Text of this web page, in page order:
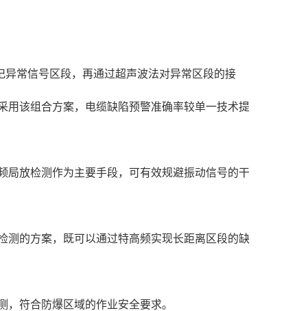
常信号区段，再通过超声波法对异常区段的接
用该组合方案，电缆缺陷预警准确率较单一技术提
局放检测作为主要手段，可有效规避振动信号的干
测的方案，既可以通过特高频实现长距离区段的缺
符合防爆区域的作业安全要求。